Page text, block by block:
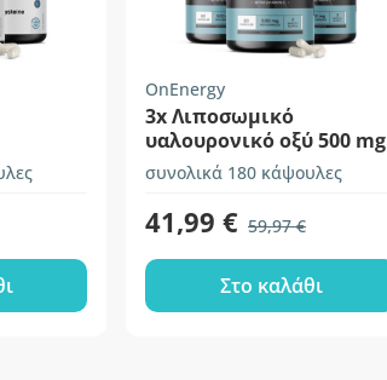
OnEnergy
3x Λιποσωμικό
υαλουρονικό οξύ 500 mg
συνολικά 180 κάψουλες
41,99 € 59,97 €
Στο καλάθι